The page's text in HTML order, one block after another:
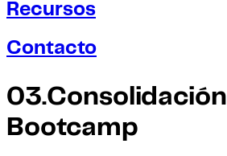
Recursos
Contacto
03.Consolidación
Bootcamp